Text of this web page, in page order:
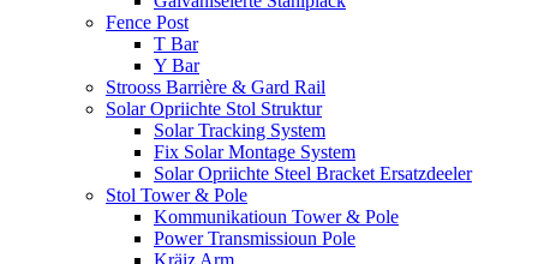
Fence Post
T Bar
Y Bar
Strooss Barrière & Gard Rail
Solar Opriichte Stol Struktur
Solar Tracking System
Fix Solar Montage System
Solar Opriichte Steel Bracket Ersatzdeeler
Stol Tower & Pole
Kommunikatioun Tower & Pole
Power Transmissioun Pole
Kräiz Arm